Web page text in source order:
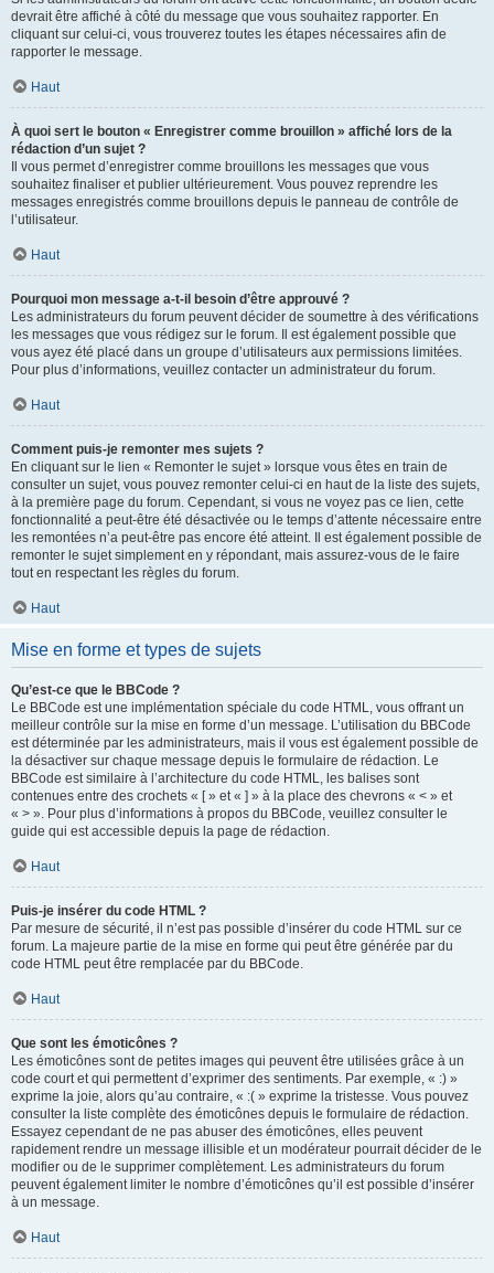
devrait être affiché à côté du message que vous souhaitez rapporter. En
cliquant sur celui-ci, vous trouverez toutes les étapes nécessaires afin de
rapporter le message.
Haut
À quoi sert le bouton « Enregistrer comme brouillon » affiché lors de la
rédaction d’un sujet ?
Il vous permet d’enregistrer comme brouillons les messages que vous
souhaitez finaliser et publier ultérieurement. Vous pouvez reprendre les
messages enregistrés comme brouillons depuis le panneau de contrôle de
l’utilisateur.
Haut
Pourquoi mon message a-t-il besoin d’être approuvé ?
Les administrateurs du forum peuvent décider de soumettre à des vérifications
les messages que vous rédigez sur le forum. Il est également possible que
vous ayez été placé dans un groupe d’utilisateurs aux permissions limitées.
Pour plus d’informations, veuillez contacter un administrateur du forum.
Haut
Comment puis-je remonter mes sujets ?
En cliquant sur le lien « Remonter le sujet » lorsque vous êtes en train de
consulter un sujet, vous pouvez remonter celui-ci en haut de la liste des sujets,
à la première page du forum. Cependant, si vous ne voyez pas ce lien, cette
fonctionnalité a peut-être été désactivée ou le temps d’attente nécessaire entre
les remontées n’a peut-être pas encore été atteint. Il est également possible de
remonter le sujet simplement en y répondant, mais assurez-vous de le faire
tout en respectant les règles du forum.
Haut
Mise en forme et types de sujets
Qu’est-ce que le BBCode ?
Le BBCode est une implémentation spéciale du code HTML, vous offrant un
meilleur contrôle sur la mise en forme d’un message. L’utilisation du BBCode
est déterminée par les administrateurs, mais il vous est également possible de
la désactiver sur chaque message depuis le formulaire de rédaction. Le
BBCode est similaire à l’architecture du code HTML, les balises sont
contenues entre des crochets « [ » et « ] » à la place des chevrons « < » et
« > ». Pour plus d’informations à propos du BBCode, veuillez consulter le
guide qui est accessible depuis la page de rédaction.
Haut
Puis-je insérer du code HTML ?
Par mesure de sécurité, il n’est pas possible d’insérer du code HTML sur ce
forum. La majeure partie de la mise en forme qui peut être générée par du
code HTML peut être remplacée par du BBCode.
Haut
Que sont les émoticônes ?
Les émoticônes sont de petites images qui peuvent être utilisées grâce à un
code court et qui permettent d’exprimer des sentiments. Par exemple, « :) »
exprime la joie, alors qu’au contraire, « :( » exprime la tristesse. Vous pouvez
consulter la liste complète des émoticônes depuis le formulaire de rédaction.
Essayez cependant de ne pas abuser des émoticônes, elles peuvent
rapidement rendre un message illisible et un modérateur pourrait décider de le
modifier ou de le supprimer complètement. Les administrateurs du forum
peuvent également limiter le nombre d’émoticônes qu’il est possible d’insérer
à un message.
Haut